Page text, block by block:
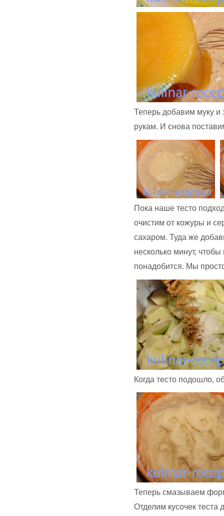
Теперь добавим муку
рукам. И снова
Пока наше тесто
очистим от кожуры и
сахаром. Туда же
несколько минут,
понадобится. Мы
Когда тесто подошло,
Теперь смазываем
Отделим кусочек